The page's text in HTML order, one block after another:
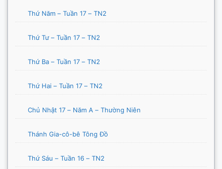
Thứ Năm – Tuần 17 – TN2
Thứ Tư – Tuần 17 – TN2
Thứ Ba – Tuần 17 – TN2
Thứ Hai – Tuần 17 – TN2
Chủ Nhật 17 – Năm A – Thường Niên
Thánh Gia-cô-bê Tông Đồ
Thứ Sáu – Tuần 16 – TN2